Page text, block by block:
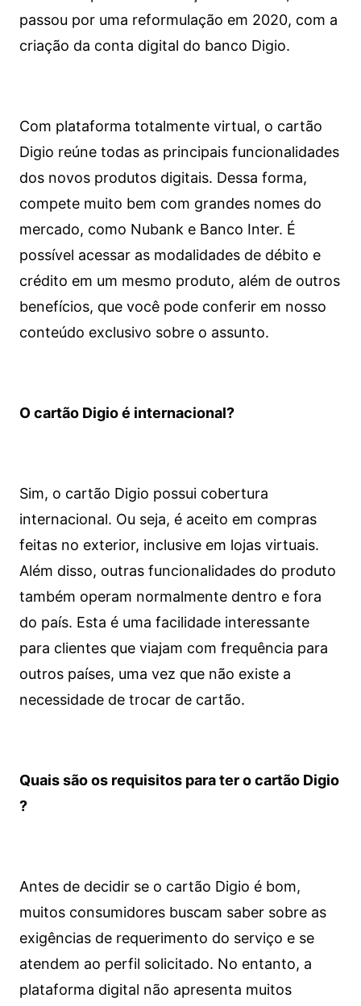
passou por uma reformulação em 2020, com a
criação da conta digital do banco Digio.
Com plataforma totalmente virtual, o cartão
Digio reúne todas as principais funcionalidades
dos novos produtos digitais. Dessa forma,
compete muito bem com grandes nomes do
mercado, como Nubank e Banco Inter. É
possível acessar as modalidades de débito e
crédito em um mesmo produto, além de outros
benefícios, que você pode conferir em nosso
conteúdo exclusivo sobre o assunto.
O cartão Digio é internacional?
Sim, o cartão Digio possui cobertura
internacional. Ou seja, é aceito em compras
feitas no exterior, inclusive em lojas virtuais.
Além disso, outras funcionalidades do produto
também operam normalmente dentro e fora
do país. Esta é uma facilidade interessante
para clientes que viajam com frequência para
outros países, uma vez que não existe a
necessidade de trocar de cartão.
Quais são os requisitos para ter o cartão Digio
?
Antes de decidir se o cartão Digio é bom,
muitos consumidores buscam saber sobre as
exigências de requerimento do serviço e se
atendem ao perfil solicitado. No entanto, a
plataforma digital não apresenta muitos